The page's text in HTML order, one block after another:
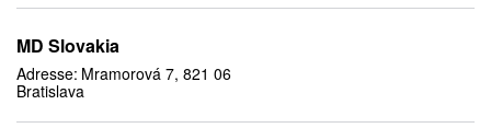
MD Slovakia
Adresse: Mramorová 7, 821 06
Bratislava